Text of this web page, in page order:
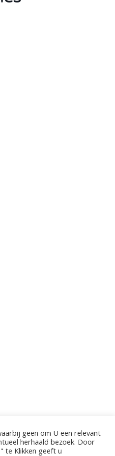
geen om U een relevant
herhaald bezoek. Door
te Klikken geeft u